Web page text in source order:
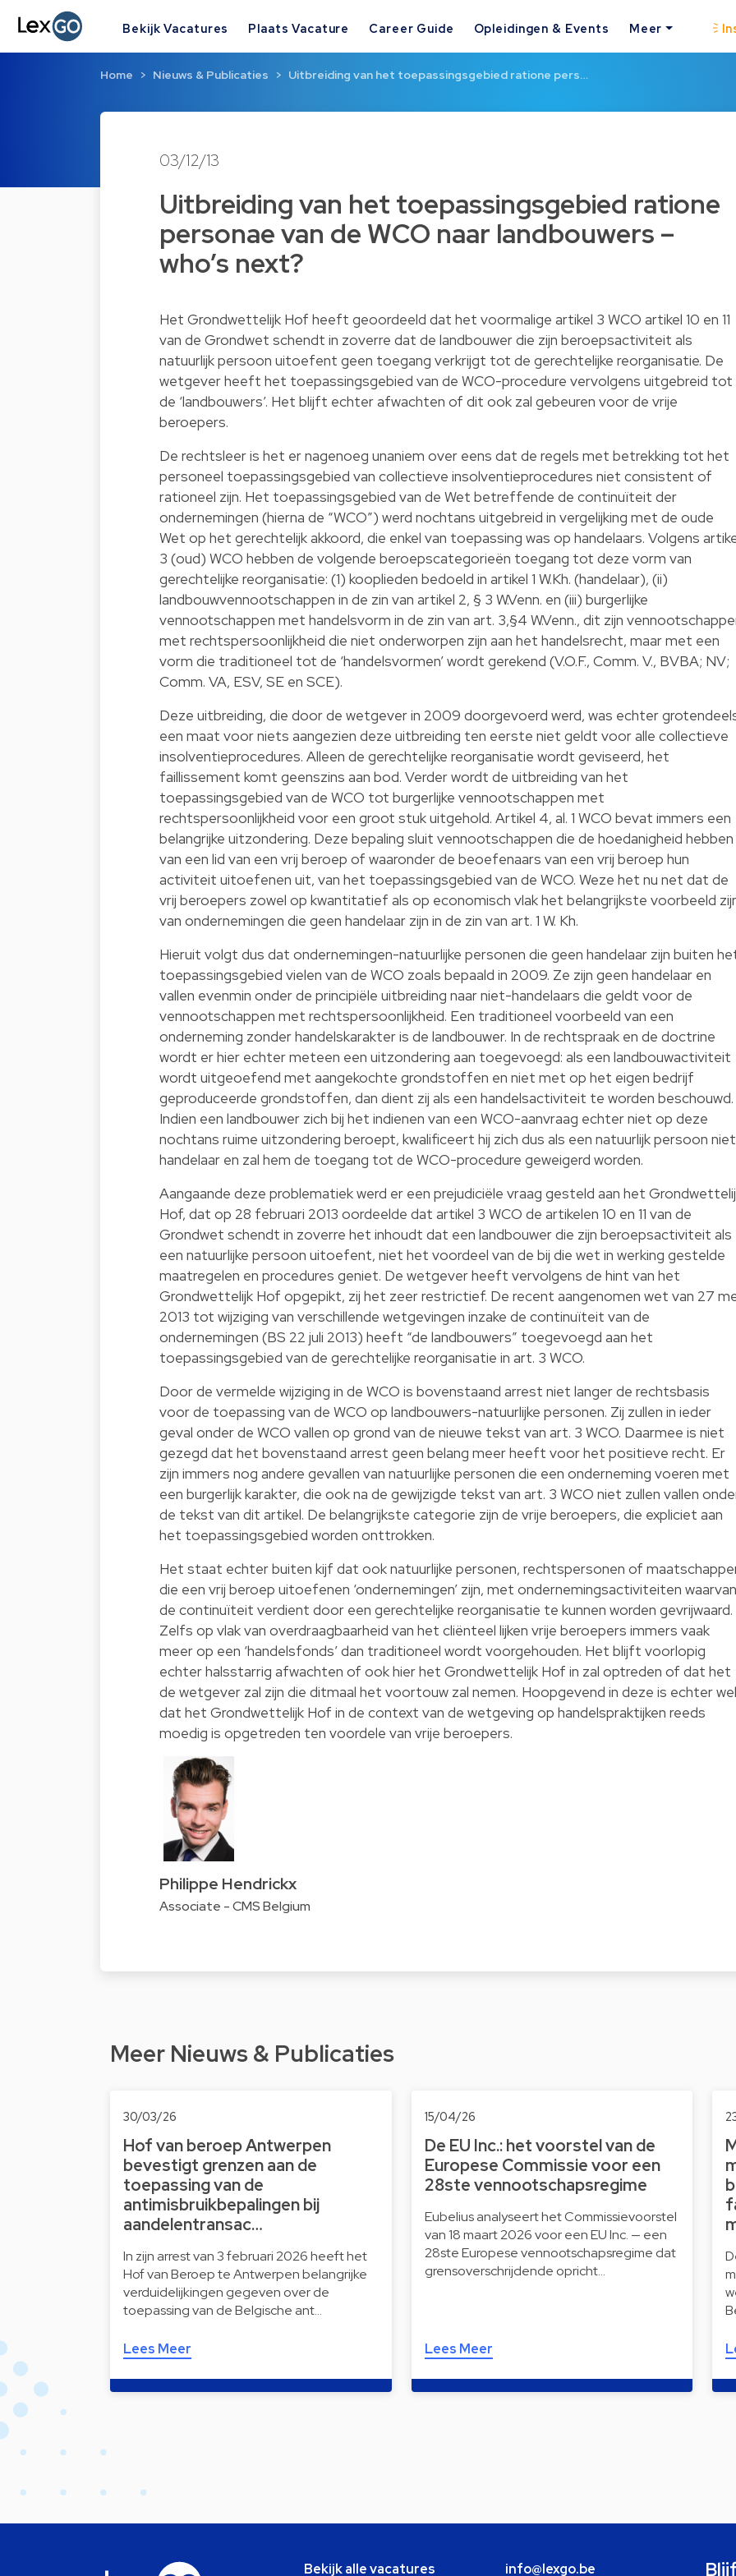
Bekijk Vacatures Plaats Vacature Career Guide Opleidingen & Events Meer
Home Nieuws & Publicaties Uitbreiding van het toepassingsgebied ratione pers…
03/12/13
Uitbreiding van het toepassingsgebied ratione
personae van de WCO naar landbouwers –
who’s next?
Het Grondwettelijk Hof heeft geoordeeld dat het voormalige artikel 3 WCO artikel 10 en 11
van de Grondwet schendt in zoverre dat de landbouwer die zijn beroepsactiviteit als
natuurlijk persoon uitoefent geen toegang verkrijgt tot de gerechtelijke reorganisatie. De
wetgever heeft het toepassingsgebied van de WCO-procedure vervolgens uitgebreid tot
de ‘landbouwers’. Het blijft echter afwachten of dit ook zal gebeuren voor de vrije
beroepers.
De rechtsleer is het er nagenoeg unaniem over eens dat de regels met betrekking tot het
personeel toepassingsgebied van collectieve insolventieprocedures niet consistent of
rationeel zijn. Het toepassingsgebied van de Wet betreffende de continuïteit der
ondernemingen (hierna de “WCO”) werd nochtans uitgebreid in vergelijking met de oude
Wet op het gerechtelijk akkoord, die enkel van toepassing was op handelaars. Volgens
3 (oud) WCO hebben de volgende beroepscategorieën toegang tot deze vorm van
gerechtelijke reorganisatie: (1) kooplieden bedoeld in artikel 1 W.Kh. (handelaar), (ii)
landbouwvennootschappen in de zin van artikel 2, § 3 W.Venn. en (iii) burgerlijke
vennootschappen met handelsvorm in de zin van art. 3,§4 W.Venn., dit zijn
met rechtspersoonlijkheid die niet onderworpen zijn aan het handelsrecht, maar met een
vorm die traditioneel tot de ‘handelsvormen’ wordt gerekend (V.O.F., Comm. V., BVBA; NV;
Comm. VA, ESV, SE en SCE).
Deze uitbreiding, die door de wetgever in 2009 doorgevoerd werd, was echter
een maat voor niets aangezien deze uitbreiding ten eerste niet geldt voor alle collectieve
insolventieprocedures. Alleen de gerechtelijke reorganisatie wordt geviseerd, het
faillissement komt geenszins aan bod. Verder wordt de uitbreiding van het
toepassingsgebied van de WCO tot burgerlijke vennootschappen met
rechtspersoonlijkheid voor een groot stuk uitgehold. Artikel 4, al. 1 WCO bevat immers een
belangrijke uitzondering. Deze bepaling sluit vennootschappen die de hoedanigheid hebben
van een lid van een vrij beroep of waaronder de beoefenaars van een vrij beroep hun
activiteit uitoefenen uit, van het toepassingsgebied van de WCO. Weze het nu net dat de
vrij beroepers zowel op kwantitatief als op economisch vlak het belangrijkste voorbeeld
van ondernemingen die geen handelaar zijn in de zin van art. 1 W. Kh.
Hieruit volgt dus dat ondernemingen-natuurlijke personen die geen handelaar zijn buiten
toepassingsgebied vielen van de WCO zoals bepaald in 2009. Ze zijn geen handelaar en
vallen evenmin onder de principiële uitbreiding naar niet-handelaars die geldt voor de
vennootschappen met rechtspersoonlijkheid. Een traditioneel voorbeeld van een
onderneming zonder handelskarakter is de landbouwer. In de rechtspraak en de doctrine
wordt er hier echter meteen een uitzondering aan toegevoegd: als een landbouwactiviteit
wordt uitgeoefend met aangekochte grondstoffen en niet met op het eigen bedrijf
geproduceerde grondstoffen, dan dient zij als een handelsactiviteit te worden beschouwd.
Indien een landbouwer zich bij het indienen van een WCO-aanvraag echter niet op deze
nochtans ruime uitzondering beroept, kwalificeert hij zich dus als een natuurlijk persoon
handelaar en zal hem de toegang tot de WCO-procedure geweigerd worden.
Aangaande deze problematiek werd er een prejudiciële vraag gesteld aan het
Hof, dat op 28 februari 2013 oordeelde dat artikel 3 WCO de artikelen 10 en 11 van de
Grondwet schendt in zoverre het inhoudt dat een landbouwer die zijn beroepsactiviteit als
een natuurlijke persoon uitoefent, niet het voordeel van de bij die wet in werking gestelde
maatregelen en procedures geniet. De wetgever heeft vervolgens de hint van het
Grondwettelijk Hof opgepikt, zij het zeer restrictief. De recent aangenomen wet van 27
2013 tot wijziging van verschillende wetgevingen inzake de continuïteit van de
ondernemingen (BS 22 juli 2013) heeft “de landbouwers” toegevoegd aan het
toepassingsgebied van de gerechtelijke reorganisatie in art. 3 WCO.
Door de vermelde wijziging in de WCO is bovenstaand arrest niet langer de rechtsbasis
voor de toepassing van de WCO op landbouwers-natuurlijke personen. Zij zullen in ieder
geval onder de WCO vallen op grond van de nieuwe tekst van art. 3 WCO. Daarmee is niet
gezegd dat het bovenstaand arrest geen belang meer heeft voor het positieve recht. Er
zijn immers nog andere gevallen van natuurlijke personen die een onderneming voeren met
een burgerlijk karakter, die ook na de gewijzigde tekst van art. 3 WCO niet zullen vallen
de tekst van dit artikel. De belangrijkste categorie zijn de vrije beroepers, die expliciet aan
het toepassingsgebied worden onttrokken.
Het staat echter buiten kijf dat ook natuurlijke personen, rechtspersonen of
die een vrij beroep uitoefenen ‘ondernemingen’ zijn, met ondernemingsactiviteiten waarvan
de continuïteit verdient door een gerechtelijke reorganisatie te kunnen worden gevrijwaard.
Zelfs op vlak van overdraagbaarheid van het cliënteel lijken vrije beroepers immers vaak
meer op een ‘handelsfonds’ dan traditioneel wordt voorgehouden. Het blijft voorlopig
echter halsstarrig afwachten of ook hier het Grondwettelijk Hof in zal optreden of dat het
de wetgever zal zijn die ditmaal het voortouw zal nemen. Hoopgevend in deze is echter wel
dat het Grondwettelijk Hof in de context van de wetgeving op handelspraktijken reeds
moedig is opgetreden ten voordele van vrije beroepers.
Philippe Hendrickx
Associate - CMS Belgium
Meer Nieuws & Publicaties
30/03/26
Hof van beroep Antwerpen
bevestigt grenzen aan de
toepassing van de
antimisbruikbepalingen bij
aandelentransac…
In zijn arrest van 3 februari 2026 heeft het
Hof van Beroep te Antwerpen belangrijke
verduidelijkingen gegeven over de
toepassing van de Belgische ant…
Lees Meer
15/04/26
De EU Inc.: het voorstel van de
Europese Commissie voor een
28ste vennootschapsregime
Eubelius analyseert het Commissievoorstel
van 18 maart 2026 voor een EU Inc. — een
28ste Europese vennootschapsregime dat
grensoverschrijdende opricht…
Lees Meer
Bekijk alle vacatures info@lexgo.be